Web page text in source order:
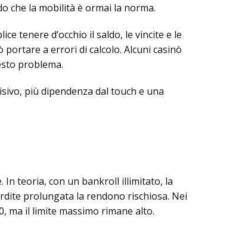
che la mobilità è ormai la norma.
tenere d’occhio il saldo, le vincite e le
a errori di calcolo. Alcuni casinò
problema.
più dipendenza dal touch e una
In teoria, con un bankroll illimitato, la
prolungata la rendono rischiosa. Nei
ma il limite massimo rimane alto.